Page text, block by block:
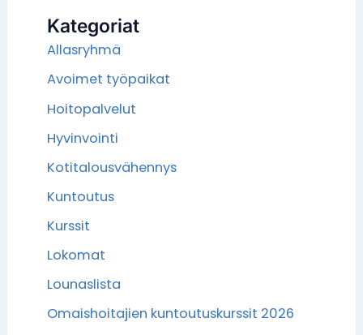
Kategoriat
Allasryhmä
Avoimet työpaikat
Hoitopalvelut
Hyvinvointi
Kotitalousvähennys
Kuntoutus
Kurssit
Lokomat
Lounaslista
Omaishoitajien kuntoutuskurssit 2026